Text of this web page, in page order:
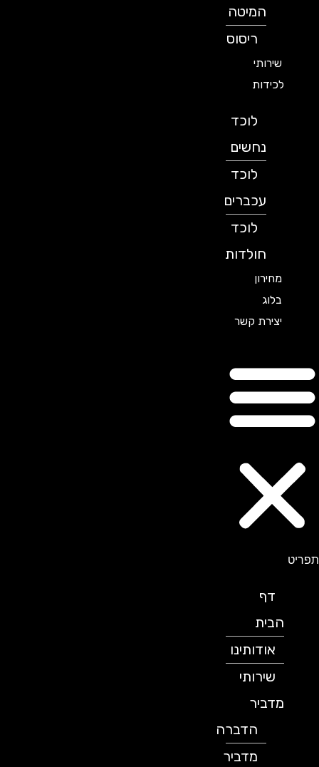
המיטה
ריסוס
שירותי
לכידות
לוכד
נחשים
לוכד
עכברים
לוכד
חולדות
מחירון
בלוג
יצירת קשר
תפריט
דף
הבית
אודותינו
שירותי
מדביר
הדברה
מדביר